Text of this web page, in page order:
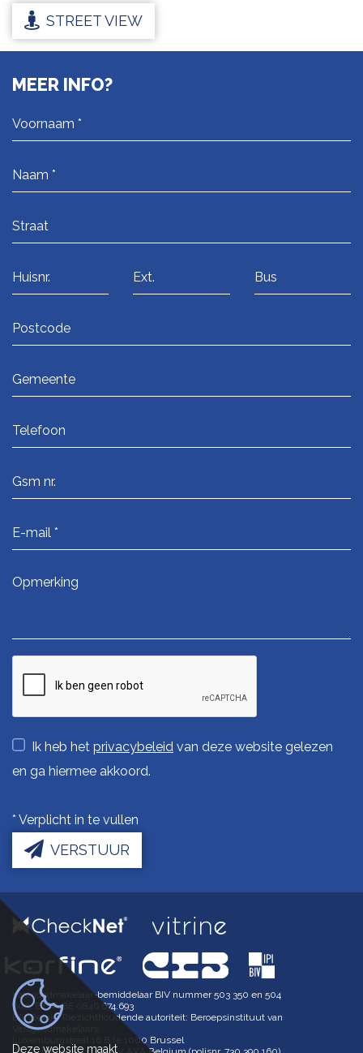
STREET VIEW
MEER INFO?
Ik heb het privacybeleid van deze website gelezen
en ga hiermee akkoord.
* Verplicht in te vullen
VERSTUUR
Vastgoedmakelaar-bemiddelaar BIV nummer 503 350 en 504
602, BTW-BE 0846.674.693
BIV België Toezichthoudende autoriteit: Beroepsinstituut van
Vastgoedmakelaars,
Luxemburgstraat 16 B te 1000 Brussel
Deze website maakt